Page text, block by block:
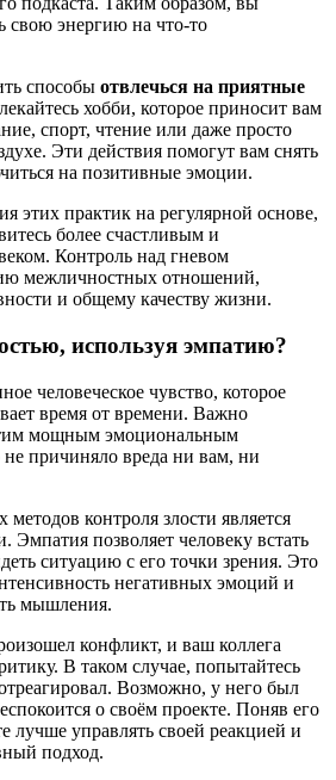
свою энергию на что-то
способы отвлечься на приятные
хобби, которое приносит вам
спорт, чтение или даже просто
Эти действия помогут вам снять
на позитивные эмоции.
этих практик на регулярной основе,
более счастливым и
Контроль над гневом
межличностных отношений,
и общему качеству жизни.
используя эмпатию?
человеческое чувство, которое
время от времени. Важно
мощным эмоциональным
причиняло вреда ни вам, ни
контроля злости является
Эмпатия позволяет человеку встать
ситуацию с его точки зрения. Это
негативных эмоций и
мышления.
конфликт, и ваш коллега
В таком случае, попытайтесь
Возможно, у него был
о своём проекте. Поняв его
управлять своей реакцией и
подход.